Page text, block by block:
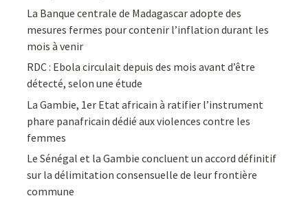
La Banque centrale de Madagascar adopte des
mesures fermes pour contenir l’inflation durant les
mois à venir
RDC : Ebola circulait depuis des mois avant d’être
détecté, selon une étude
La Gambie, 1er Etat africain à ratifier l’instrument
phare panafricain dédié aux violences contre les
femmes
Le Sénégal et la Gambie concluent un accord définitif
sur la délimitation consensuelle de leur frontière
commune